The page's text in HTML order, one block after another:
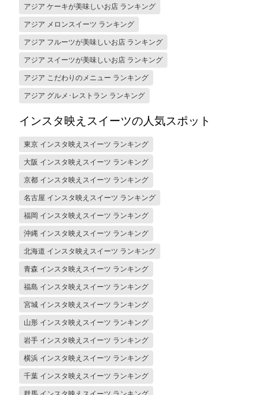
アジア ケーキが美味しいお店 ランキング
アジア メロンスイーツ ランキング
アジア フルーツが美味しいお店 ランキング
アジア スイーツが美味しいお店 ランキング
アジア こだわりのメニュー ランキング
アジア グルメ･レストラン ランキング
インスタ映えスイーツの人気スポット
東京 インスタ映えスイーツ ランキング
大阪 インスタ映えスイーツ ランキング
京都 インスタ映えスイーツ ランキング
名古屋 インスタ映えスイーツ ランキング
福岡 インスタ映えスイーツ ランキング
沖縄 インスタ映えスイーツ ランキング
北海道 インスタ映えスイーツ ランキング
青森 インスタ映えスイーツ ランキング
福島 インスタ映えスイーツ ランキング
宮城 インスタ映えスイーツ ランキング
山形 インスタ映えスイーツ ランキング
岩手 インスタ映えスイーツ ランキング
横浜 インスタ映えスイーツ ランキング
千葉 インスタ映えスイーツ ランキング